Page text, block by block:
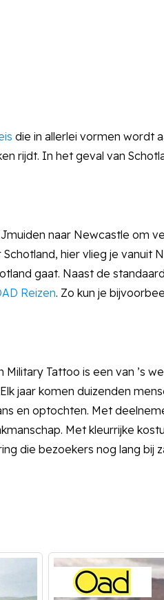
die in allerlei vormen wordt
rijdt. In het geval van
naar Newcastle om
hier vlieg je vanuit
gaat. Naast de
Reizen. Zo kun je
Tattoo is een van ’s
jaar komen duizenden
en optochten. Met
Met kleurrijke
die bezoekers nog lang bij